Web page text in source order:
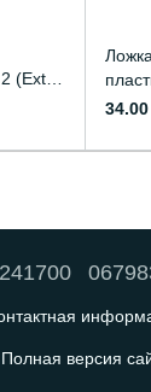
(Extra
Полная версия